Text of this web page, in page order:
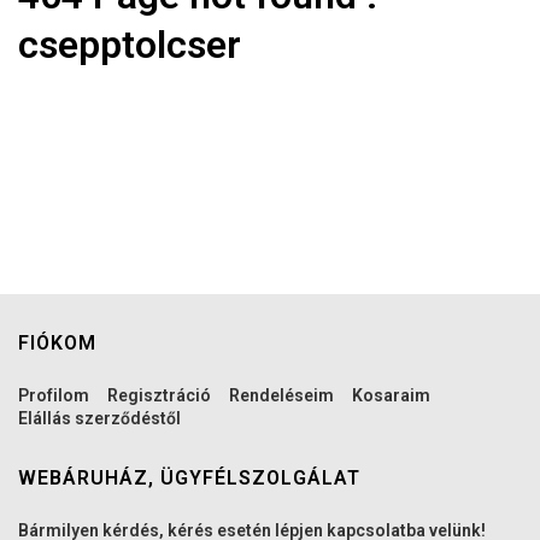
csepptolcser
FIÓKOM
Profilom Regisztráció Rendeléseim
Kosaraim
Elállás szerződéstől
WEBÁRUHÁZ, ÜGYFÉLSZOLGÁLAT
Bármilyen kérdés, kérés esetén lépjen kapcsolatba velünk!